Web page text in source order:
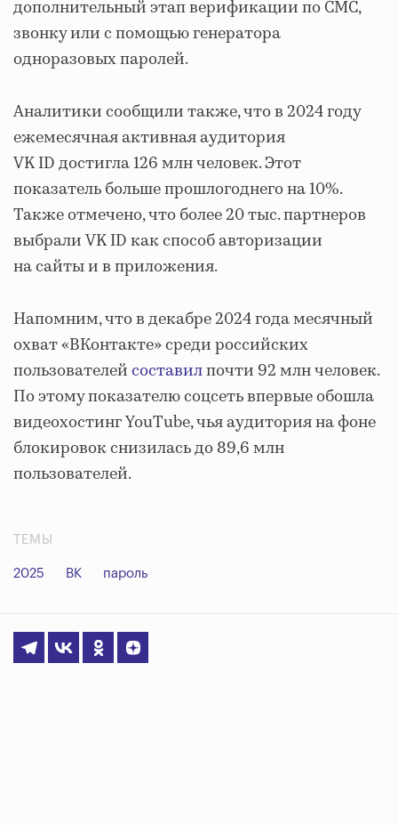
дополнительный этап верификации по СМС,
звонку или с помощью генератора
одноразовых паролей.
Аналитики сообщили также, что в 2024 году
ежемесячная активная аудитория
VK ID достигла 126 млн человек. Этот
показатель больше прошлогоднего на 10%.
Также отмечено, что более 20 тыс. партнеров
выбрали VK ID как способ авторизации
на сайты и в приложения.
Напомним, что в декабре 2024 года месячный
охват «ВКонтакте» среди российских
пользователейсоставилпочти 92 млн человек.
По этому показателю соцсеть впервые обошла
видеохостинг YouTube, чья аудитория на фоне
блокировок снизилась до 89,6 млн
пользователей.
ТЕМЫ
2025 ВК пароль